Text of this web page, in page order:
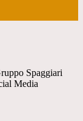
Spaggiari
Media